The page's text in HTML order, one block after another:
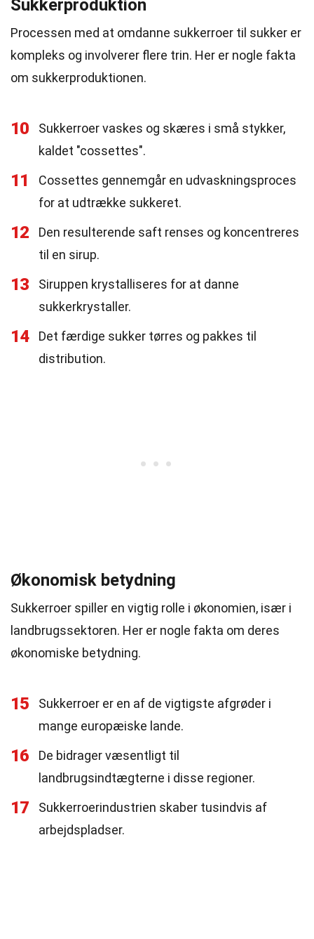
Sukkerproduktion
Processen med at omdanne sukkerroer til sukker er
kompleks og involverer flere trin. Her er nogle fakta
om sukkerproduktionen.
10
Sukkerroer vaskes og skæres i små stykker,
kaldet "cossettes".
11
Cossettes gennemgår en udvaskningsproces
for at udtrække sukkeret.
12
Den resulterende saft renses og koncentreres
til en sirup.
13
Siruppen krystalliseres for at danne
sukkerkrystaller.
14
Det færdige sukker tørres og pakkes til
distribution.
Økonomisk betydning
Sukkerroer spiller en vigtig rolle i økonomien, især i
landbrugssektoren. Her er nogle fakta om deres
økonomiske betydning.
15
Sukkerroer er en af de vigtigste afgrøder i
mange europæiske lande.
16
De bidrager væsentligt til
landbrugsindtægterne i disse regioner.
17
Sukkerroerindustrien skaber tusindvis af
arbejdspladser.